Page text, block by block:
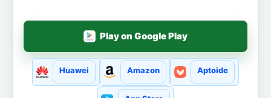
Play on Google Play
Huawei Amazon Aptoide